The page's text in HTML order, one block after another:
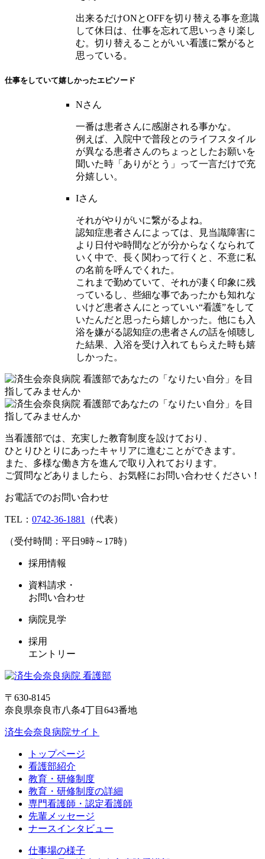
出来るだけONとOFFを切り替える事を意識
して休日は、仕事を忘れて思いっきり楽し
む。切り替えることがいい看護に繋がると
思っている。
仕事をしていて嬉しかったエピソード
Nさん
一番は患者さんに感謝される事かな。
例えば、入院中で普段とのライフスタイル
が異なる患者さんのちょっとしたお願いを
聞いた時「ありがとう」って一言だけで充
分嬉しい。
Iさん
それがやりがいに繋がるよね。
認知症患者さんによっては、見当識障害に
より日付や時間などが分からなくなられて
いく中で、長く関わって行くと、不意に私
の名前を呼んでくれた。
これまで勤めていて、それが凄く印象に残
っているし、些細な事であったかも知れな
いけど患者さんにとっていい“看護”をして
いたんだと思ったら嬉しかった。他にも入
浴を嫌がる認知症の患者さんの話を傾聴し
た結果、入浴を受け入れてもらえた時も嬉
しかった。
当看護部では、充実した教育制度を設けており、
ひとりひとりにあったキャリアに進むことができます。
また、多様な働き方を進んで取り入れております。
ご質問などありましたら、お気軽にお問い合わせください！
お電話でのお問い合わせ
TEL： 0742-36-1881 （代表）
（受付時間：平日9時～17時）
採用情報
資料請求・
お問い合わせ
病院見学
採用
エントリー
〒630-8145
奈良県奈良市八条4丁目643番地
済生会奈良病院サイト
トップページ
看護部紹介
教育・研修制度
教育・研修制度の詳細
専門看護師・認定看護師
先輩メッセージ
ナースインタビュー
仕事場の様子